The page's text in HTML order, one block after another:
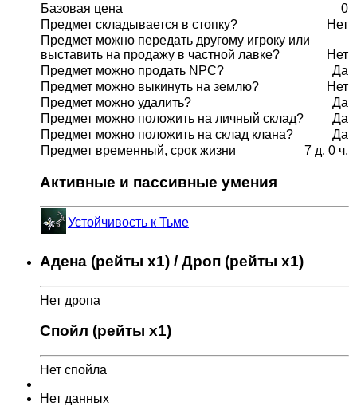
Базовая цена
0
Предмет складывается в стопку?
Нет
Предмет можно передать другому игроку или
выставить на продажу в частной лавке?
Нет
Предмет можно продать NPC?
Да
Предмет можно выкинуть на землю?
Нет
Предмет можно удалить?
Да
Предмет можно положить на личный склад?
Да
Предмет можно положить на склад клана?
Да
Предмет временный, срок жизни
7 д. 0 ч.
Активные и пассивные умения
Устойчивость к Тьме
Адена (рейты x1) / Дроп (рейты x1)
Нет дропа
Спойл (рейты x1)
Нет спойла
Нет данных